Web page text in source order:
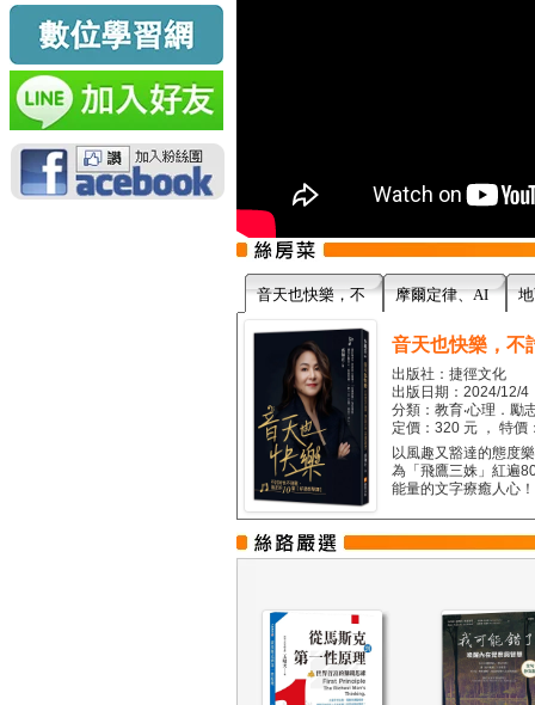
音天也快樂，不 摩爾定律、AI
音天也快樂，不
出版社：捷徑文化
出版日期：2024/12/4
分類：教育‧心理．勵
定價：320 元 ， 特價
以風趣又豁達的態度
為「飛鷹三姝」紅遍
能量的文字療癒人心